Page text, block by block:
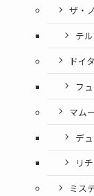
ザ・
テ
ドイ
フ
マム
デ
リ
ミス